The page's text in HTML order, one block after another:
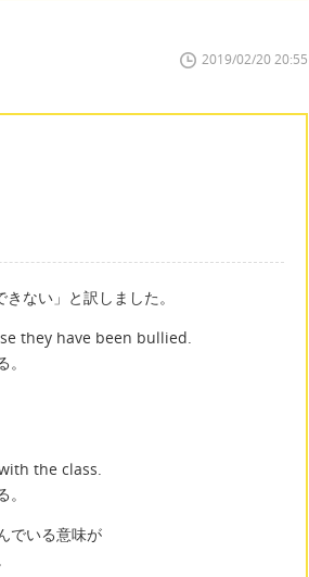
2019/02/20 20:55
ない」と訳しました。
they have been bullied.
the class.
でいる意味が